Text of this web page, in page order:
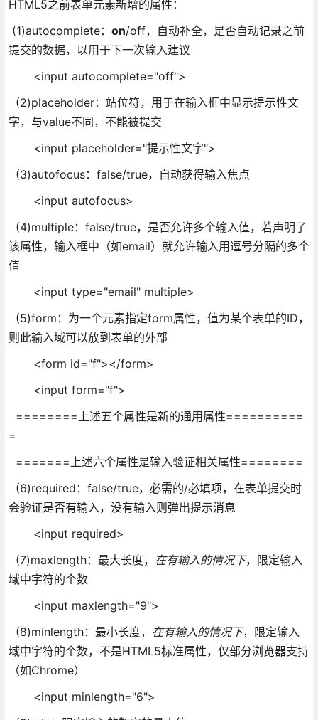
HTML5之前表单元素新增的属性：
(1)autocomplete： on/off，自动补全，是否自动记录之前
提交的数据，以用于下一次输入建议
<input autocomplete="off">
(2)placeholder：站位符，用于在输入框中显示提示性文
字，与value不同，不能被提交
<input placeholder="提示性文字">
(3)autofocus：false/true，自动获得输入焦点
<input autofocus>
(4)multiple：false/true，是否允许多个输入值，若声明了
该属性，输入框中（如email）就允许输入用逗号分隔的多个
值
<input type="email" multiple>
(5)form：为一个元素指定form属性，值为某个表单的ID，
则此输入域可以放到表单的外部
<form id="f"></form>
<input form="f">
========上述五个属性是新的通用属性==========
=
=======上述六个属性是输入验证相关属性========
(6)required：false/true，必需的/必填项，在表单提交时
会验证是否有输入，没有输入则弹出提示消息
<input required>
(7)maxlength：最大长度， 在有输入的情况下，限定输入
域中字符的个数
<input maxlength="9">
(8)minlength：最小长度， 在有输入的情况下，限定输入
域中字符的个数，不是HTML5标准属性，仅部分浏览器支持
（如Chrome）
<input minlength="6">